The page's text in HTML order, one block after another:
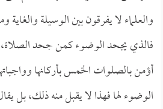
والعلماء لا يفرقون بين الوسيلة
فالذي يجحد الوضوء كمن جحد
أؤمن بالصلوات الخمس بأركانها
الوضوء لها فهذا لا يقبل منه ذلك، بل